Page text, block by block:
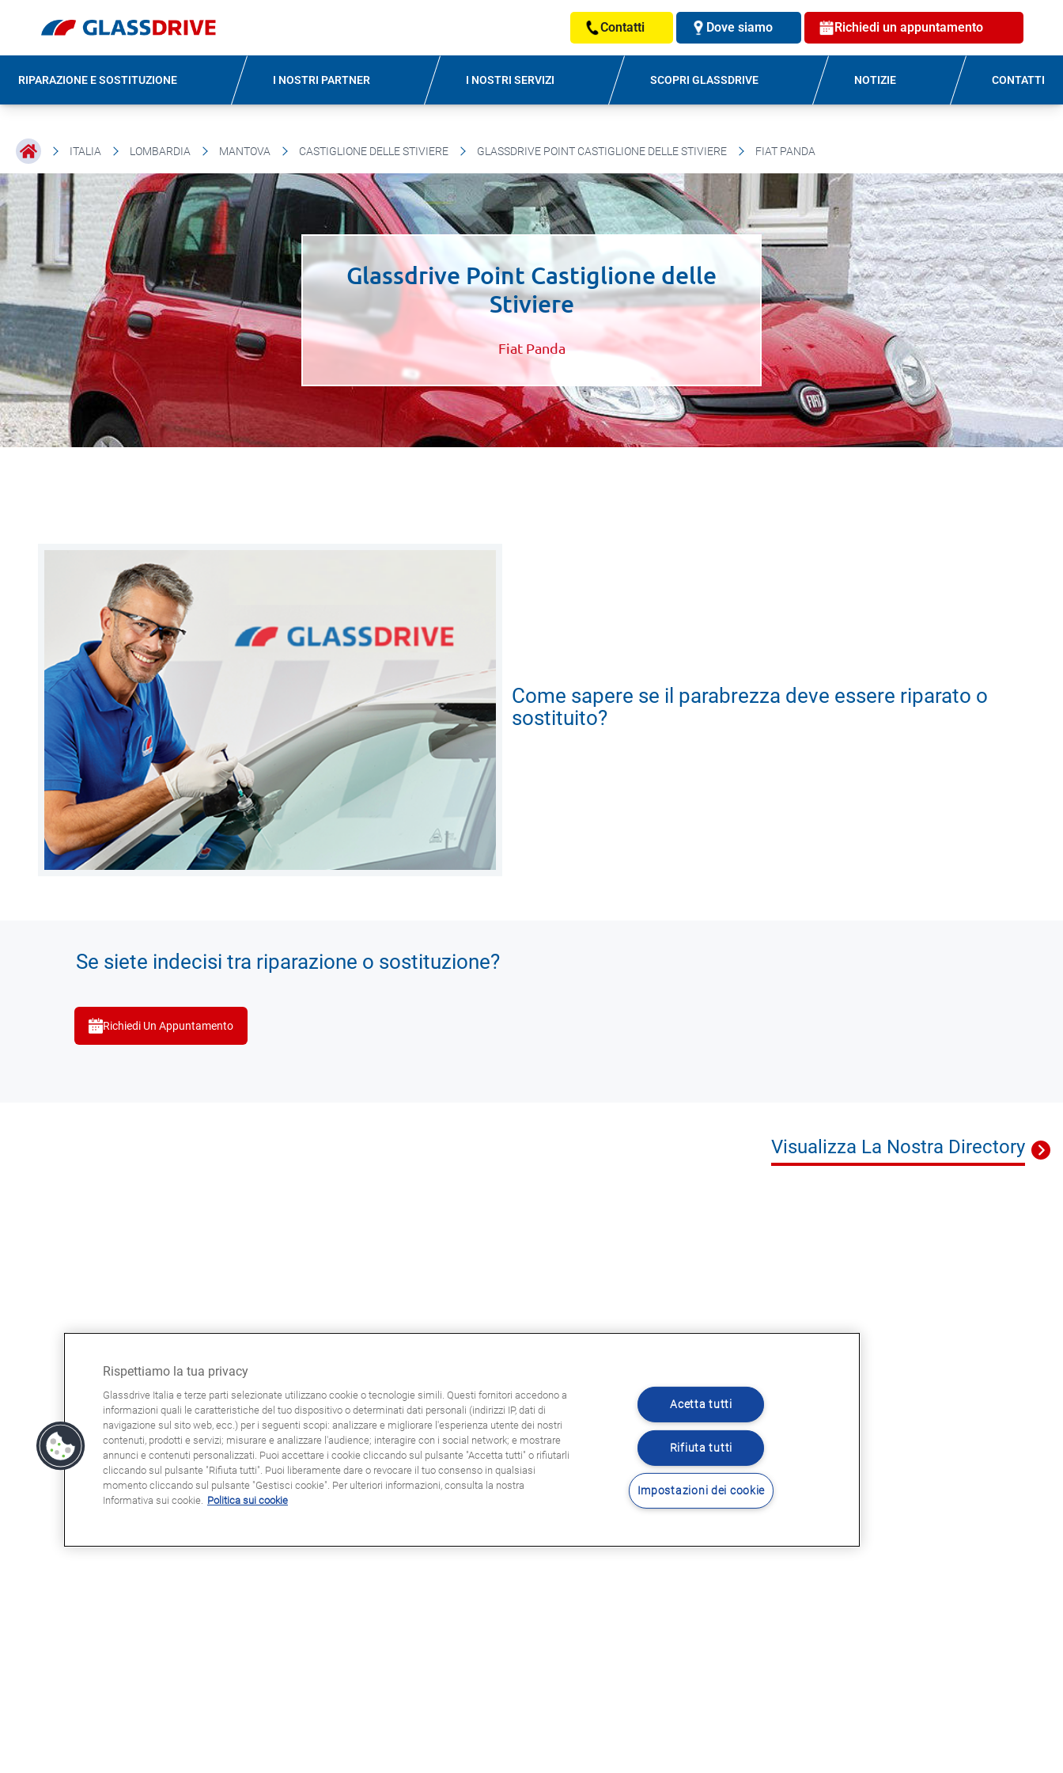
Contatti Dove siamo Richiedi un appuntamento
RIPARAZIONE E SOSTITUZIONE I NOSTRI PARTNER I NOSTRI SERVIZI SCOPRI GLASSDRIVE NOTIZIE CONTATTI
ITALIA LOMBARDIA MANTOVA CASTIGLIONE DELLE STIVIERE GLASSDRIVE POINT CASTIGLIONE DELLE STIVIERE FIAT PANDA
Glassdrive Point Castiglione delle
Stiviere
Fiat Panda
Come sapere se il parabrezza deve essere riparato o
sostituito?
Se siete indecisi tra riparazione o sostituzione?
Richiedi Un Appuntamento
Visualizza La Nostra Directory
Rispettiamo la tua privacy
Glassdrive Italia e terze parti selezionate utilizzano cookie o tecnologie simili. Questi fornitori accedono a
informazioni quali le caratteristiche del tuo dispositivo o determinati dati personali (indirizzi IP, dati di
navigazione sul sito web, ecc.) per i seguenti scopi: analizzare e migliorare l'esperienza utente dei nostri
contenuti, prodotti e servizi; misurare e analizzare l'audience; interagire con i social network; e mostrare
annunci e contenuti personalizzati. Puoi accettare i cookie cliccando sul pulsante "Accetta tutti" o rifiutarli
cliccando sul pulsante "Rifiuta tutti". Puoi liberamente dare o revocare il tuo consenso in qualsiasi
momento cliccando sul pulsante "Gestisci cookie". Per ulteriori informazioni, consulta la nostra
Informativa sui cookie. Politica sui cookie
Acetta tutti
Rifiuta tutti
Impostazioni dei cookie